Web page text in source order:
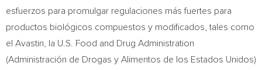
esfuerzos para promulgar regulaciones más fuertes para
productos biológicos compuestos y modificados, tales como
el Avastin, la U.S. Food and Drug Administration
(Administración de Drogas y Alimentos de los Estados Unidos)